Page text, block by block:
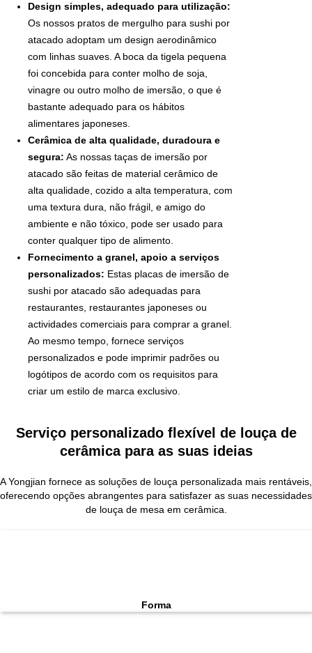
Design simples, adequado para utilização:
Os nossos pratos de mergulho para sushi por
atacado adoptam um design aerodinâmico
com linhas suaves. A boca da tigela pequena
foi concebida para conter molho de soja,
vinagre ou outro molho de imersão, o que é
bastante adequado para os hábitos
alimentares japoneses.
Cerâmica de alta qualidade, duradoura e
segura: As nossas taças de imersão por
atacado são feitas de material cerâmico de
alta qualidade, cozido a alta temperatura, com
uma textura dura, não frágil, e amigo do
ambiente e não tóxico, pode ser usado para
conter qualquer tipo de alimento.
Fornecimento a granel, apoio a serviços
personalizados: Estas placas de imersão de
sushi por atacado são adequadas para
restaurantes, restaurantes japoneses ou
actividades comerciais para comprar a granel.
Ao mesmo tempo, fornece serviços
personalizados e pode imprimir padrões ou
logótipos de acordo com os requisitos para
criar um estilo de marca exclusivo.
Serviço personalizado flexível de louça de
cerâmica para as suas ideias
A Yongjian fornece as soluções de louça personalizada mais rentáveis,
oferecendo opções abrangentes para satisfazer as suas necessidades
de louça de mesa em cerâmica.
Forma